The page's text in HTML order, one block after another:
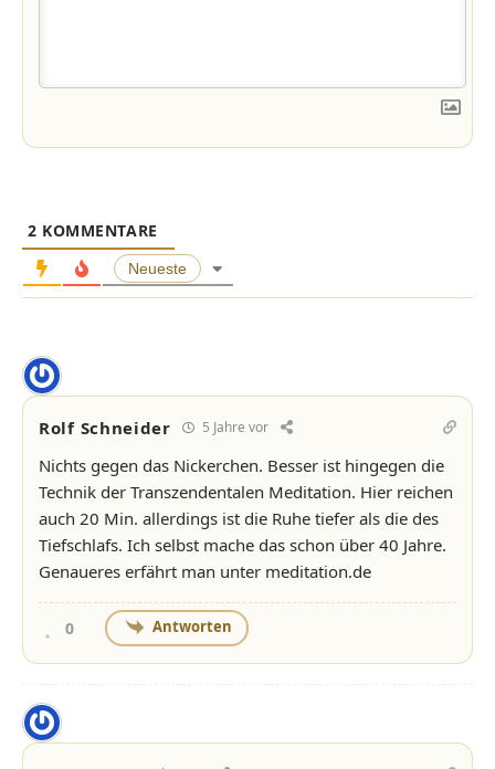
2 KOMMENTARE
Neueste
Rolf Schneider 5 Jahre vor
Nichts gegen das Nickerchen. Besser ist hingegen die
Technik der Transzendentalen Meditation. Hier reichen
auch 20 Min. allerdings ist die Ruhe tiefer als die des
Tiefschlafs. Ich selbst mache das schon über 40 Jahre.
Genaueres erfährt man unter meditation.de
0 Antworten